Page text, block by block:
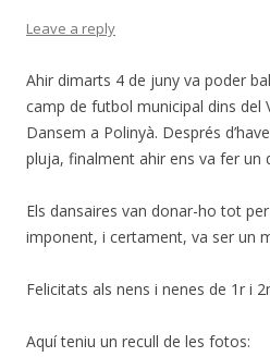
Leave a reply
Ahir dimarts 4 de juny va poder
camp de futbol municipal dins del
Dansem a Polinyà. Després
pluja, finalment ahir ens va fer un
Els dansaires van donar-ho tot
imponent, i certament, va ser un
Felicitats als nens i nenes de 1r i
Aquí teniu un recull de les fotos: